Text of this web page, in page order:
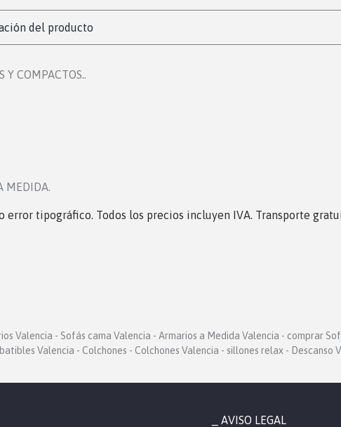
del producto
Y COMPACTOS..
MEDIDA.
tipográfico. Todos los precios incluyen IVA. Transporte
Valencia - Sofás cama Valencia - Armarios a Medida Valencia - comprar
Valencia - Colchones - Colchones Valencia - sillones relax - Descanso
AVISO LEGAL